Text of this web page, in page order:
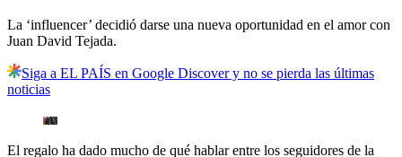
La ‘influencer’ decidió darse una nueva oportunidad en el amor con
Juan David Tejada.
Siga a EL PAÍS en Google Discover y no se pierda las últimas
noticias
El regalo ha dado mucho de qué hablar entre los seguidores de la